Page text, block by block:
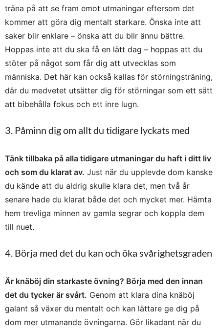
träna på att se fram emot utmaningar eftersom det
kommer att göra dig mentalt starkare. Önska inte att
saker blir enklare – önska att du blir ännu bättre.
Hoppas inte att du ska få en lätt dag – hoppas att du
stöter på något som får dig att utvecklas som
människa. Det här kan också kallas för störningsträning,
där du medvetet utsätter dig för störningar som ett sätt
att bibehålla fokus och ett inre lugn.
3. Påminn dig om allt du tidigare lyckats med
Tänk tillbaka på alla tidigare utmaningar du haft i ditt liv
och som du klarat av. Just när du upplevde dom kanske
du kände att du aldrig skulle klara det, men två år
senare hade du klarat både det och mycket mer. Hämta
hem trevliga minnen av gamla segrar och koppla dem
till nuet.
4. Börja med det du kan och öka svårighetsgraden
Är knäböj din starkaste övning? Börja med den innan
det du tycker är svårt. Genom att klara dina knäböj
galant så växer du mentalt och kan lättare ge dig på
dom mer utmanande övningarna. Gör likadant när du